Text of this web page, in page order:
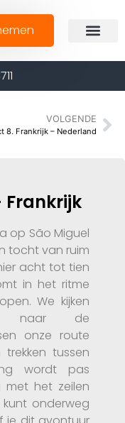
VOLGENDE
8. Frankrijk – Nederland
Frankrijk
op São Miguel
tocht van ruim
acht tot tien
in het ritme
We kijken
naar de
onze route
tussen
wordt pas
met het zeilen
onderweg